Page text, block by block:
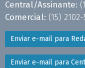
Central/Assinante:
Comercial: (15)
Enviar e-mail para
Enviar e-mail para